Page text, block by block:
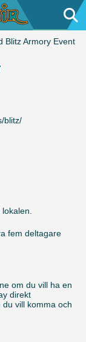
Blitz Armory Event
blitz/
fem deltagare
om du vill ha en
direkt
vill komma och